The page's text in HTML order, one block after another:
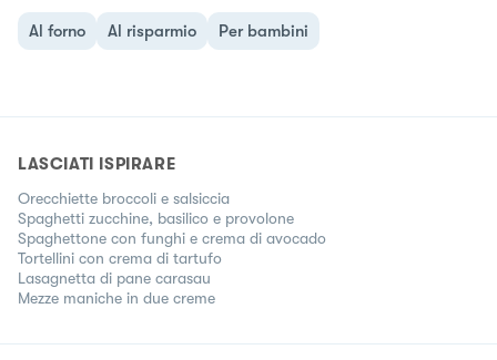
Al forno Al risparmio Per bambini
LASCIATI ISPIRARE
Orecchiette broccoli e salsiccia
Spaghetti zucchine, basilico e provolone
Spaghettone con funghi e crema di avocado
Tortellini con crema di tartufo
Lasagnetta di pane carasau
Mezze maniche in due creme